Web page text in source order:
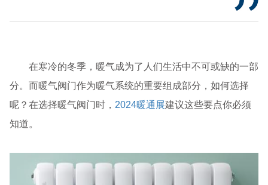
在寒冷的冬季，暖气成为了人们生活中不可或缺的一部
分。而暖气阀门作为暖气系统的重要组成部分，如何选择
呢？在选择暖气阀门时， 2024暖通展建议这些要点你必须
知道。